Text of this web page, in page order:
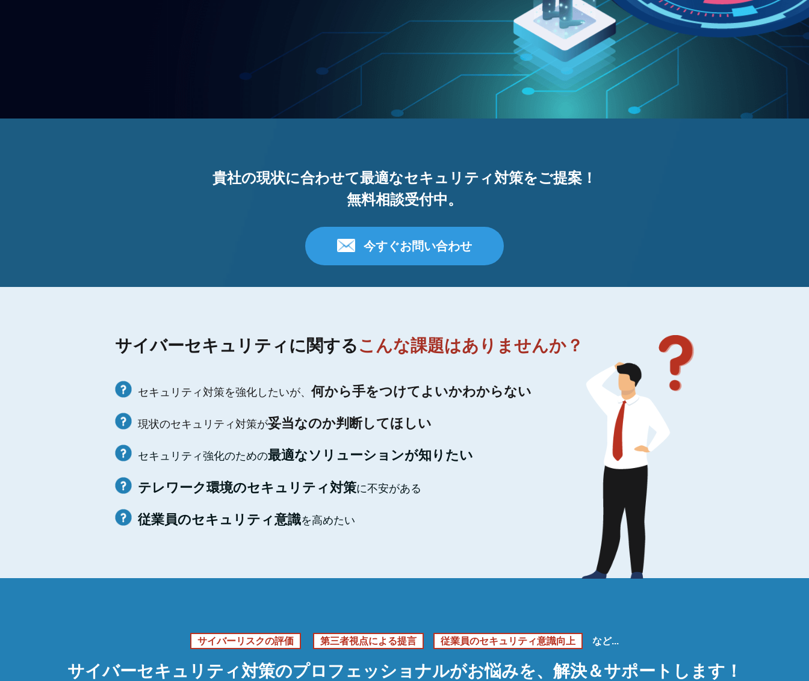
貴社の現状に合わせて最適なセキュリティ対策をご提案！
無料相談受付中。
今すぐお問い合わせ
サイバーセキュリティに関するこんな課題はありませんか？
セキュリティ対策を強化したいが、何から手をつけてよいかわからない
現状のセキュリティ対策が妥当なのか判断してほしい
セキュリティ強化のための最適なソリューションが知りたい
テレワーク環境のセキュリティ対策に不安がある
従業員のセキュリティ意識を高めたい
サイバーリスクの評価 第三者視点による提言 従業員のセキュリティ意識向上 など...
サイバーセキュリティ対策のプロフェッショナルがお悩みを、解決＆サポートします！